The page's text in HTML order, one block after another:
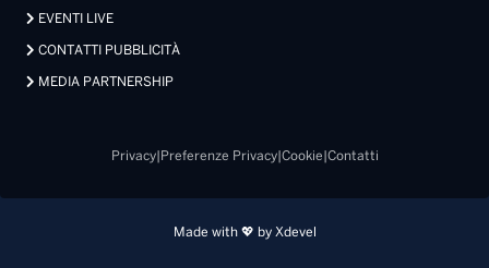
EVENTI LIVE
CONTATTI PUBBLICITÀ
MEDIA PARTNERSHIP
Privacy| Preferenze Privacy| Cookie Contatti
Made with 💖 by Xdevel